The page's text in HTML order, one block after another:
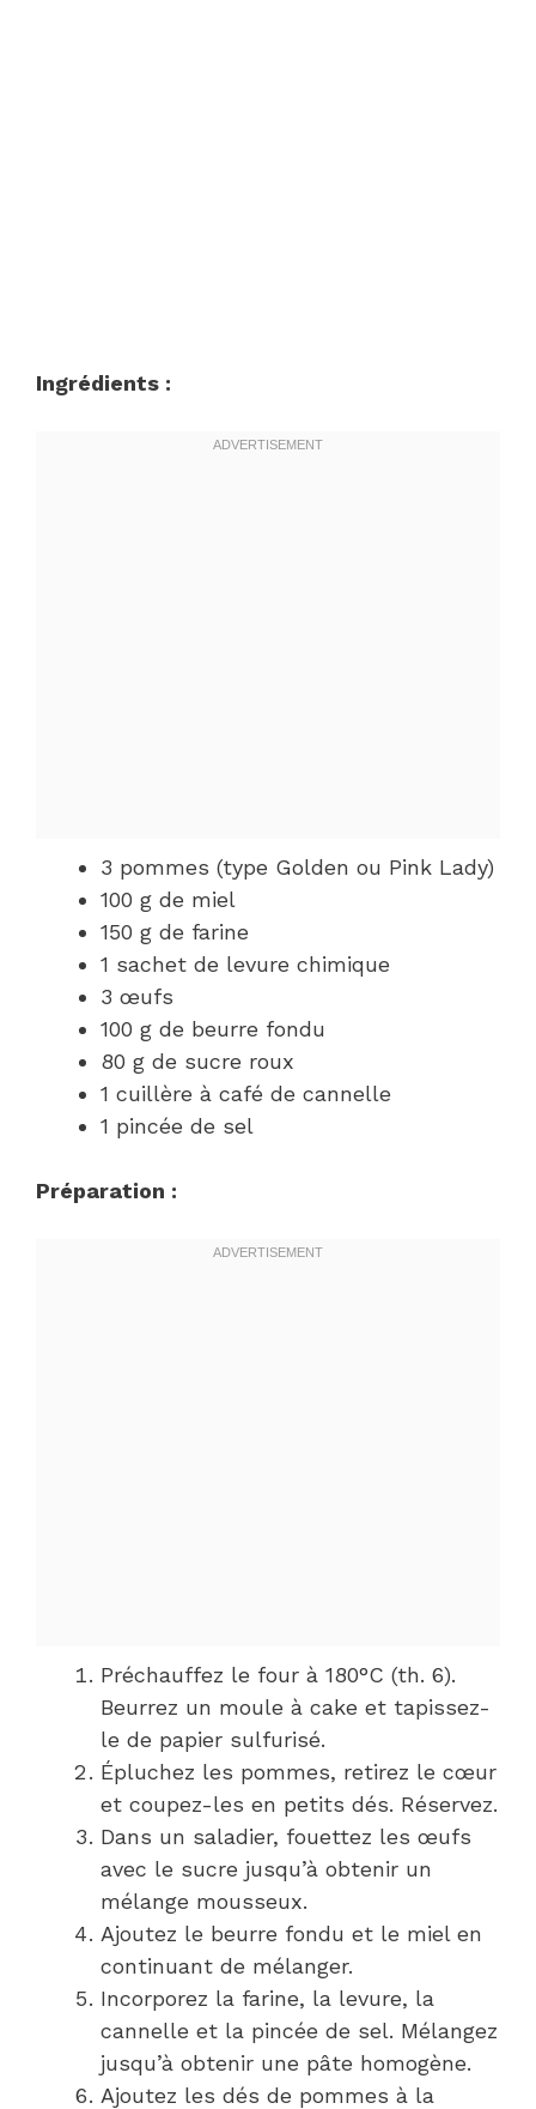
Ingrédients :
3 pommes (type Golden ou Pink Lady)
100 g de miel
150 g de farine
1 sachet de levure chimique
3 œufs
100 g de beurre fondu
80 g de sucre roux
1 cuillère à café de cannelle
1 pincée de sel
Préparation :
Préchauffez le four à 180°C (th. 6).
Beurrez un moule à cake et tapissez-
le de papier sulfurisé.
Épluchez les pommes, retirez le cœur
et coupez-les en petits dés. Réservez.
Dans un saladier, fouettez les œufs
avec le sucre jusqu’à obtenir un
mélange mousseux.
Ajoutez le beurre fondu et le miel en
continuant de mélanger.
Incorporez la farine, la levure, la
cannelle et la pincée de sel. Mélangez
jusqu’à obtenir une pâte homogène.
Ajoutez les dés de pommes à la